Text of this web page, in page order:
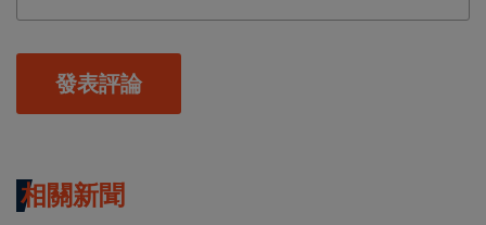
發表評論
相關新聞